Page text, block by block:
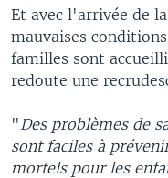
Et avec l'arrivée de
mauvaises
familles sont
redoute une
" Des problèmes de
sont faciles à
mortels pour les